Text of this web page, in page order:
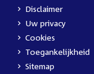
Disclaimer
Uw privacy
Cookies
Toegankelijkheid
Sitemap